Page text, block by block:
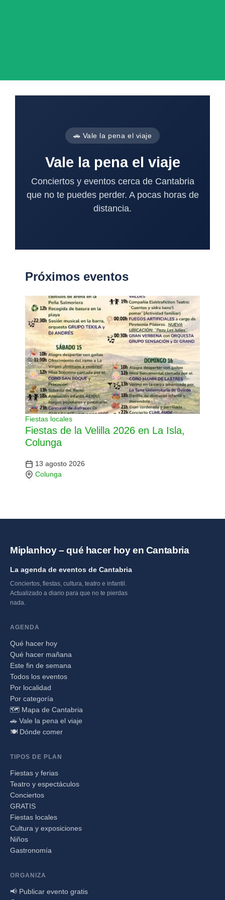
🚗 Vale la pena el viaje
Vale la pena el viaje
Conciertos y eventos cerca de Cantabria
que no te puedes perder. A pocas horas de
distancia.
Próximos eventos
Fiestas locales
Fiestas de la Velilla 2026 en La Isla,
Colunga
13 agosto 2026
Colunga
Miplanhoy – qué hacer hoy en Cantabria
La agenda de eventos de Cantabria
Conciertos, fiestas, cultura, teatro e infantil.
Actualizado a diario para que no te pierdas
nada.
AGENDA
Qué hacer hoy
Qué hacer mañana
Este fin de semana
Todos los eventos
Por localidad
Por categoría
🗺️ Mapa de Cantabria
🚗 Vale la pena el viaje
🍽️ Dónde comer
TIPOS DE PLAN
Fiestas y ferias
Teatro y espectáculos
Conciertos
GRATIS
Fiestas locales
Cultura y exposiciones
Niños
Gastronomía
ORGANIZA
📢 Publicar evento gratis